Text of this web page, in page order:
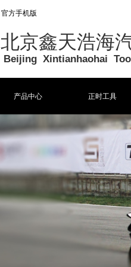
官方手机版
北京鑫天浩海
Beijing Xintianhaohai
产品中心 正时工具